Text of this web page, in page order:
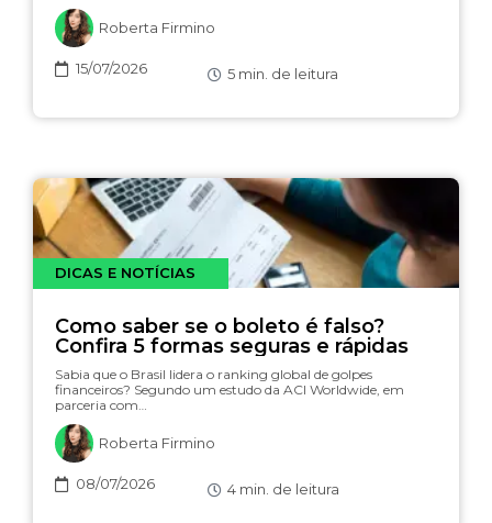
Roberta Firmino
15/07/2026 5 min. de leitura
DICAS E NOTÍCIAS
Como saber se o boleto é falso?
Confira 5 formas seguras e rápidas
Sabia que o Brasil lidera o ranking global de golpes
financeiros? Segundo um estudo da ACI Worldwide, em
parceria com…
Roberta Firmino
08/07/2026 4 min. de leitura